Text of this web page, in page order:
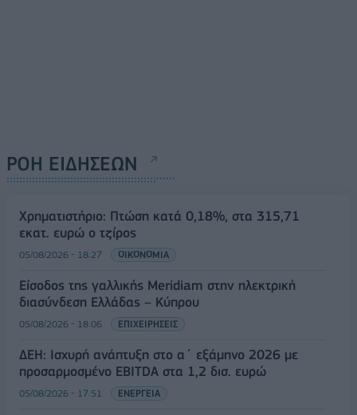
ΡΟΗ ΕΙΔΗΣΕΩΝ
Χρηματιστήριο: Πτώση κατά 0,18%, στα 315,71
εκατ. ευρώ ο τζίρος
05/08/2026 - 18:27 ΟΙΚΟΝΟΜΙΑ
Είσοδος της γαλλικής Meridiam στην ηλεκτρική
διασύνδεση Ελλάδας – Κύπρου
05/08/2026 - 18:06 ΕΠΙΧΕΙΡΗΣΕΙΣ
ΔΕΗ: Ισχυρή ανάπτυξη στο α΄ εξάμηνο 2026 με
προσαρμοσμένο EBITDA στα 1,2 δισ. ευρώ
05/08/2026 - 17:51 ΕΝΕΡΓΕΙΑ